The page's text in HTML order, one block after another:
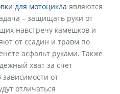
для мотоцикла являются
– защищать руки от
навстречу камешков и
от ссадин и травм по
асфальт руками. Также
хват за счет
от
отличаться